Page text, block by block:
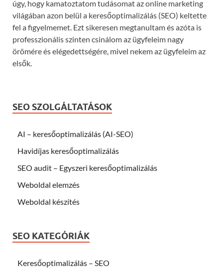
úgy, hogy kamatoztatom tudásomat az online marketing
világában azon belül a keresőoptimalizálás (SEO) keltette
fel a figyelmemet. Ezt sikeresen megtanultam és azóta is
professzionális szinten csinálom az ügyfeleim nagy
örömére és elégedettségére, mivel nekem az ügyfeleim az
elsők.
SEO SZOLGÁLTATÁSOK
AI – keresőoptimalizálás (AI-SEO)
Havidíjas keresőoptimalizálás
SEO audit – Egyszeri keresőoptimalizálás
Weboldal elemzés
Weboldal készítés
SEO KATEGÓRIÁK
Keresőoptimalizálás – SEO